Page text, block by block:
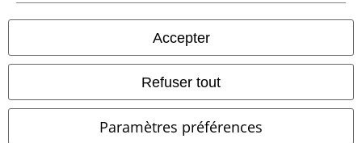
Accepter
Refuser tout
Paramètres préférences
Tous nos prix sont T.T.C. Cependant, ils ne comprennent pasles frais
denvoi.
© 1986-2026 Large Popmerchandising BV
Boutiques en ligne EMP